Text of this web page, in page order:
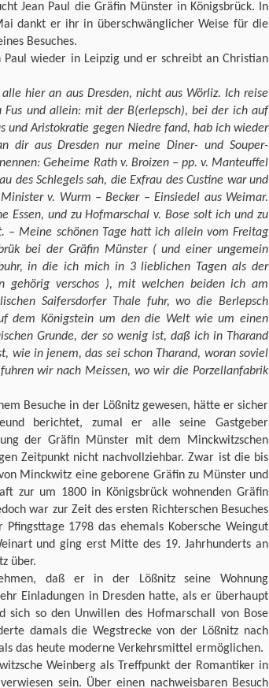
Jean Paul die Gräfin Münster in Königsbrück. In
dankt er ihr in überschwänglicher Weise für die
Besuches.
Paul wieder in Leipzig und er schreibt an Christian
hier an aus Dresden, nicht aus Wörliz. Ich reise
Fus und allein: mit der B(erlepsch), bei der ich auf
und Aristokratie gegen Niedre fand, hab ich wieder
dir aus Dresden nur meine Diner- und Souper-
Geheime Rath v. Broizen – pp. v. Manteuffel
des Schlegels sah, die Exfrau des Custine war und
v. Wurm – Becker – Einsiedel aus Weimar.
Essen, und zu Hofmarschal v. Bose solt ich und zu
– Meine schönen Tage hatt ich allein vom Freitag
bei der Gräfin Münster ( und einer ungemein
in die ich mich in 3 lieblichen Tagen als der
gehörig verschos ), mit welchen beiden ich am
Saifersdorfer Thale fuhr, wo die Berlepsch
dem Königstein um den die Welt wie um einen
Grunde, der so wenig ist, daß ich in Tharand
wie in jenem, das sei schon Tharand, woran soviel
wir nach Meissen, wo wir die Porzellanfabrik
Besuche in der Lößnitz gewesen, hätte er sicher
berichtet, zumal er alle seine Gastgeber
der Gräfin Münster mit dem Minckwitzschen
Zeitpunkt nicht nachvollziehbar. Zwar ist die bis
Minckwitz eine geborene Gräfin zu Münster und
zur um 1800 in Königsbrück wohnenden Gräfin
war zur Zeit des ersten Richterschen Besuches
1798 das ehemals Kobersche Weingut
und ging erst Mitte des 19. Jahrhunderts an
über.
daß er in der Lößnitz seine Wohnung
Einladungen in Dresden hatte, als er überhaupt
sich so den Unwillen des Hofmarschall von Bose
damals die Wegstrecke von der Lößnitz nach
das heute moderne Verkehrsmittel ermöglichen.
Weinberg als Treffpunkt der Romantiker in
sein. Über einen nachweisbaren Besuch